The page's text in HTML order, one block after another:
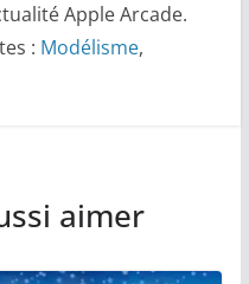
Apple Arcade.
: Modélisme,
aimer